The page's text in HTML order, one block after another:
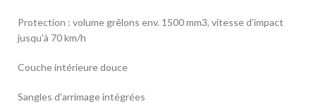
Protection : volume grêlons env. 1500 mm3, vitesse d'impact
jusqu'à 70 km/h
Couche intérieure douce
Sangles d'arrimage intégrées